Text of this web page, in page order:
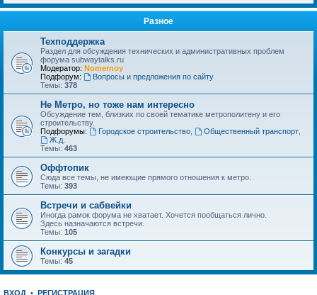
Разное
Техподдержка
Раздел для обсуждения технических и административных проблем
форума subwaytalks.ru
Модератор: Nomernoy
Подфорум:
Вопросы и предложения по сайту
Темы: 378
Не Метро, но тоже нам интересно
Обсуждение тем, близких по своей тематике метрополитену и его
строительству.
Подфорумы:
Городское строительство, Общественный транспорт,
Ж.д.
Темы: 463
Оффтопик
Сюда все темы, не имеющие прямого отношения к метро.
Темы: 393
Встречи и сабвейки
Иногда рамок форума не хватает. Хочется пообщаться лично.
Здесь назначаются встречи.
Темы: 105
Конкурсы и загадки
Темы: 45
ВХОД • РЕГИСТРАЦИЯ